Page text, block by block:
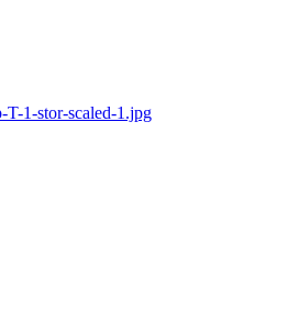
1-stor-scaled-1.jpg